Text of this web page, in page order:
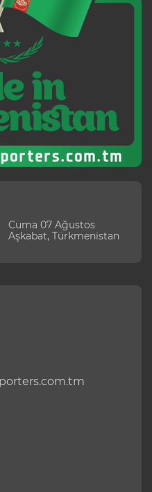
Cuma 07 Ağustos
Aşkabat, Türkmenistan